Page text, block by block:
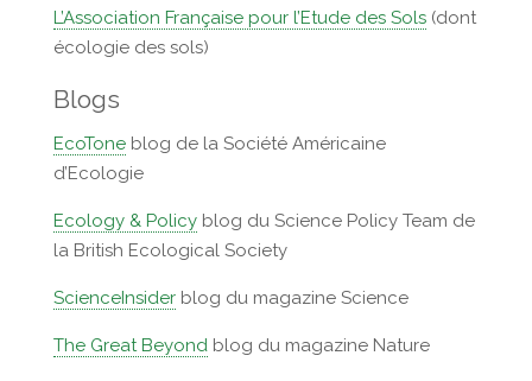
L’Association Française pour l’Etude des Sols(dont
écologie des sols)
Blogs
EcoToneblog de la Société Américaine
d’Ecologie
Ecology & Policyblog du Science Policy Team de
la British Ecological Society
ScienceInsiderblog du magazine Science
The Great Beyondblog du magazine Nature